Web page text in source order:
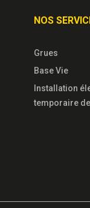
NOS
Grues
Base Vie
Installation
temporaire